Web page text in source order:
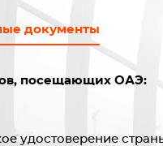
документы
посещающих ОАЭ:
удостоверение